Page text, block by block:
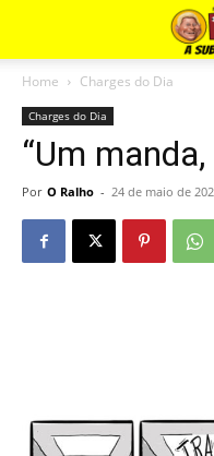
Home Charges do Dia
Charges do Dia
“Um
Por O Ralho - 24 de maio de